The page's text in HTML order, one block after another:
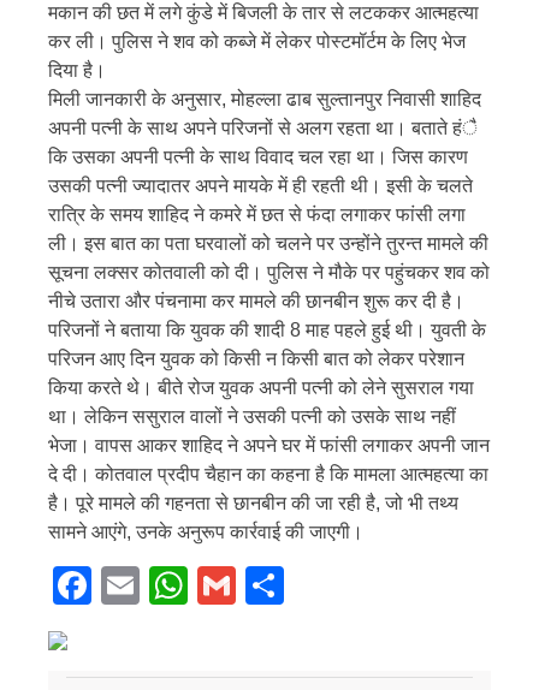
मकान की छत में लगे कुंडे में बिजली के तार से लटककर आत्महत्या
कर ली। पुलिस ने शव को कब्जे में लेकर पोस्टमॉर्टम के लिए भेज
दिया है।
मिली जानकारी के अनुसार, मोहल्ला ढाब सुल्तानपुर निवासी शाहिद
अपनी पत्नी के साथ अपने परिजनों से अलग रहता था। बताते हंै
कि उसका अपनी पत्नी के साथ विवाद चल रहा था। जिस कारण
उसकी पत्नी ज्यादातर अपने मायके में ही रहती थी। इसी के चलते
रात्रि के समय शाहिद ने कमरे में छत से फंदा लगाकर फांसी लगा
ली। इस बात का पता घरवालों को चलने पर उन्होंने तुरन्त मामले की
सूचना लक्सर कोतवाली को दी। पुलिस ने मौके पर पहुंचकर शव को
नीचे उतारा और पंचनामा कर मामले की छानबीन शुरू कर दी है।
परिजनों ने बताया कि युवक की शादी 8 माह पहले हुई थी। युवती के
परिजन आए दिन युवक को किसी न किसी बात को लेकर परेशान
किया करते थे। बीते रोज युवक अपनी पत्नी को लेने सुसराल गया
था। लेकिन ससुराल वालों ने उसकी पत्नी को उसके साथ नहीं
भेजा। वापस आकर शाहिद ने अपने घर में फांसी लगाकर अपनी जान
दे दी। कोतवाल प्रदीप चैहान का कहना है कि मामला आत्महत्या का
है। पूरे मामले की गहनता से छानबीन की जा रही है, जो भी तथ्य
सामने आएंगे, उनके अनुरूप कार्रवाई की जाएगी।
Facebook
EmailWhatsApp
Gmail